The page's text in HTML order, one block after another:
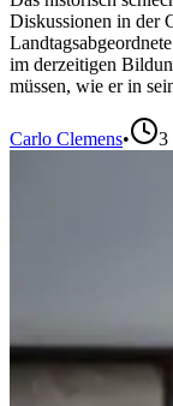
Diskussionen in der
im derzeitigen
müssen, wie er in
Carlo Clemens• 3